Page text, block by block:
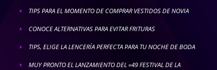
E TIPS PARA EL MOMENTO DE COMPRAR VESTIDOS DE NOVIA
E CONOCE ALTERNATIVAS PARA EVITAR FRITURAS
E TIPS, ELIGE LA LENCERÍA PERFECTA PARA TU NOCHE DE BODA
E
MUY PRONTO EL LANZAMIENTO DEL «49 FESTIVAL DE LA